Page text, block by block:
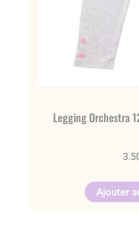
Legging Orchestra
Ajouter